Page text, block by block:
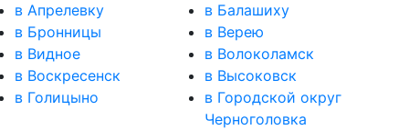
в Апрелевку
в Балашиху
в Бронницы
в Верею
в Видное
в Волоколамск
в Воскресенск
в Высоковск
в Голицыно
в Городской округ
Черноголовка